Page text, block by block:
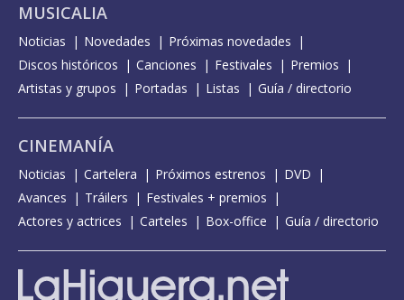
MUSICALIA
Noticias Novedades
Próximas novedades
Discos históricos
Canciones Festivales
Premios
Artistas y grupos
Portadas Listas Guía / directorio
CINEMANÍA
Noticias Cartelera Próximos estrenos
DVD
Avances
Tráilers
Festivales + premios
Actores y actrices
Carteles Box-office Guía / directorio